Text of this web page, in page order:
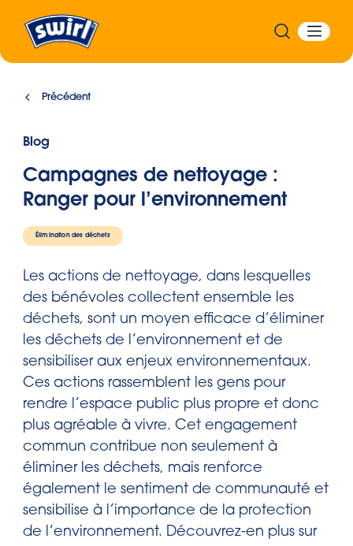
Précédent
Blog
Campagnes de nettoyage :
Ranger pour l’environnement
Élimination des déchets
Les actions de nettoyage, dans lesquelles
des bénévoles collectent ensemble les
déchets, sont un moyen efficace d’éliminer
les déchets de l’environnement et de
sensibiliser aux enjeux environnementaux.
Ces actions rassemblent les gens pour
rendre l’espace public plus propre et donc
plus agréable à vivre. Cet engagement
commun contribue non seulement à
éliminer les déchets, mais renforce
également le sentiment de communauté et
sensibilise à l’importance de la protection
de l’environnement. Découvrez-en plus sur